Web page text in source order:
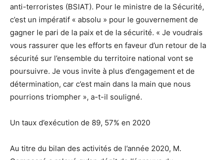
anti-terroristes (BSIAT). Pour le ministre de la Sécurité,
c’est un impératif « absolu » pour le gouvernement de
gagner le pari de la paix et de la sécurité. « Je voudrais
vous rassurer que les efforts en faveur d’un retour de la
sécurité sur l’ensemble du territoire national vont se
poursuivre. Je vous invite à plus d’engagement et de
détermination, car c’est main dans la main que nous
pourrions triompher », a-t-il souligné.
Un taux d’exécution de 89, 57% en 2020
Au titre du bilan des activités de l’année 2020, M.